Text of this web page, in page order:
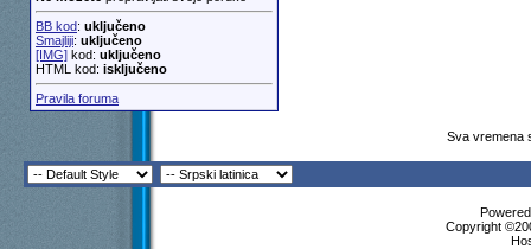
BB kod: uključeno
Smajliji: uključeno
[IMG]kod: uključeno
HTML kod: isključeno
Pravila foruma
Sva vremena
Copyright